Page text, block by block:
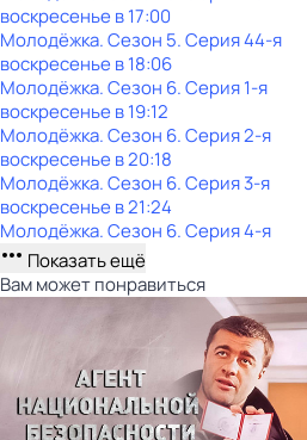
воскресенье в17:00
Молодёжка. Сезон 5. Серия 44-я
воскресенье в18:06
Молодёжка. Сезон 6. Серия 1-я
воскресенье в19:12
Молодёжка. Сезон 6. Серия 2-я
воскресенье в20:18
Молодёжка. Сезон 6. Серия 3-я
воскресенье в21:24
Молодёжка. Сезон 6. Серия 4-я
Показать ещё
Вам может понравиться